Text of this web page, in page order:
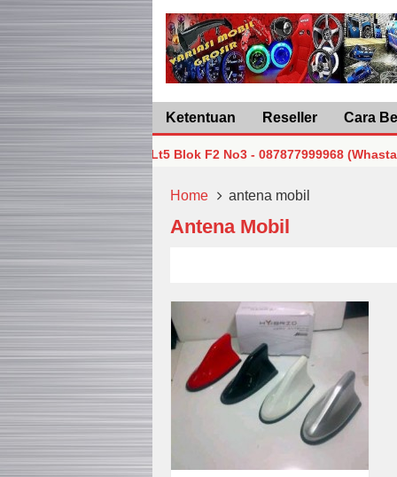
Ketentuan Reseller Cara
Jakarta Pusat Lt5 Blok F2 No3 - 087877999968 (Whastapp/
Jakarta Pusat Lt5 Blok F2 No3 - 087877999968 (Whastapp/
Jakarta Pusat Lt5 Blok F2 No3 - 087877999968 (Whastapp/
Home antena mobil
Antena Mobil